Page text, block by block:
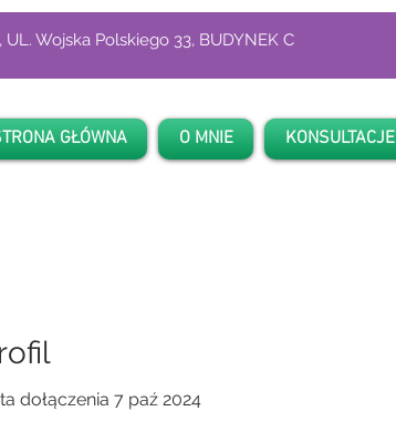
Wojska Polskiego 33, BUDYNEK C
GŁÓWNA O MNIE KONSULTACJE
dołączenia 7 paź 2024